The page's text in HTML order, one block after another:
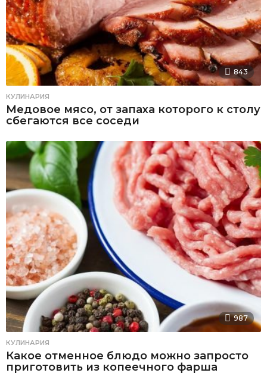
843
КУЛИНАРИЯ
Медовое мясо, от запаха которого к столу
сбегаются все соседи
987
КУЛИНАРИЯ
Какое отменное блюдо можно запросто
приготовить из копеечного фарша